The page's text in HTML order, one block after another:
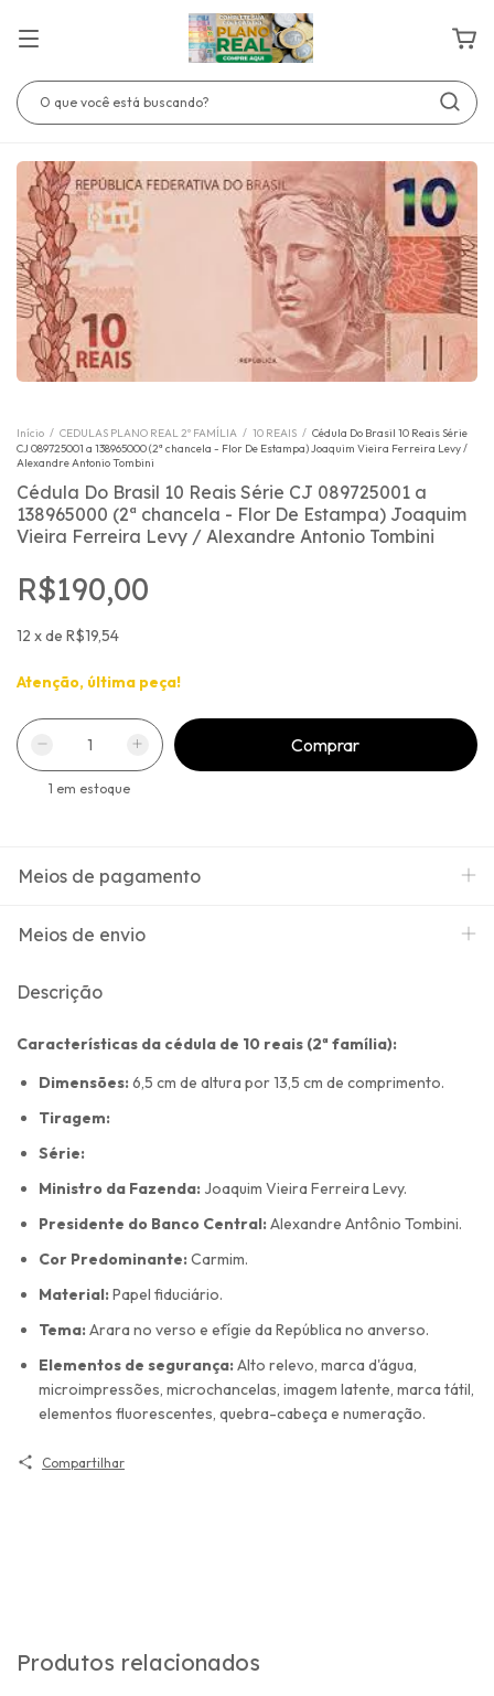
Início / CEDULAS PLANO REAL 2º FAMÍLIA / 10 REAIS / Cédula Do Brasil 10 Reais Série
CJ 089725001 a 138965000 (2ª chancela - Flor De Estampa) Joaquim Vieira Ferreira Levy /
Alexandre Antonio Tombini
Cédula Do Brasil 10 Reais Série CJ 089725001 a
138965000 (2ª chancela - Flor De Estampa) Joaquim
Vieira Ferreira Levy / Alexandre Antonio Tombini
R$190,00
12 xde R$19,54
Atenção, última peça!
1 em estoque
Meios de pagamento
Meios de envio
Descrição
Características da cédula de 10 reais (2ª família):
Dimensões:6,5 cm de altura por 13,5 cm de comprimento.
Tiragem:
Série:
Ministro da Fazenda: Joaquim Vieira Ferreira Levy.
Presidente do Banco Central:Alexandre Antônio Tombini.
Cor Predominante:Carmim.
Material:Papel fiduciário.
Tema:Arara no verso e efígie da República no anverso.
Elementos de segurança:Alto relevo, marca d'água,
microimpressões, microchancelas, imagem latente, marca tátil,
elementos fluorescentes, quebra-cabeça e numeração.
Compartilhar
Produtos relacionados